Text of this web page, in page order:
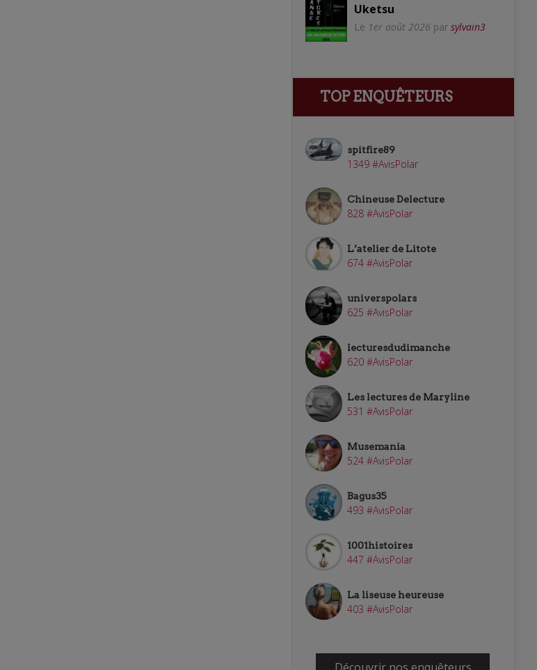
Uketsu
Le 1er août 2026 par sylvain3
TOP ENQUÊTEURS
spitfire89
1349 #AvisPolar
Chineuse Delecture
828 #AvisPolar
L’atelier de Litote
674 #AvisPolar
universpolars
625 #AvisPolar
lecturesdudimanche
620 #AvisPolar
Les lectures de Maryline
531 #AvisPolar
Musemania
524 #AvisPolar
Bagus35
493 #AvisPolar
1001histoires
447 #AvisPolar
La liseuse heureuse
403 #AvisPolar